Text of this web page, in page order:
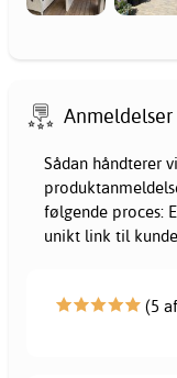
Anmeldelser
Sådan håndterer
følgende proces:
unikt link til
(5